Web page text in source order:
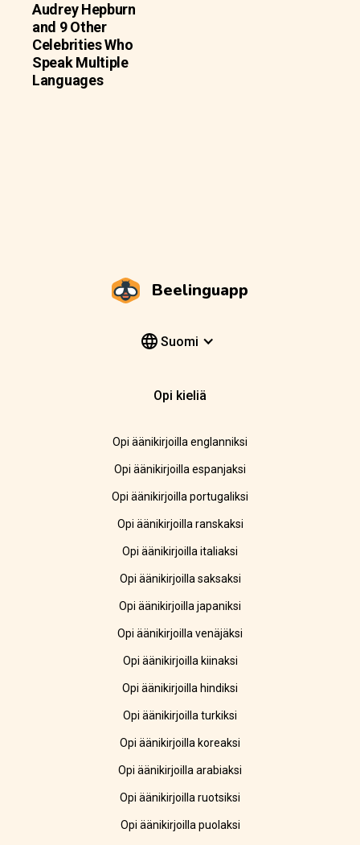
Audrey Hepburn
and 9 Other
Celebrities Who
Speak Multiple
Languages
Beelinguapp
Suomi
Opi kieliä
Opi äänikirjoilla englanniksi
Opi äänikirjoilla espanjaksi
Opi äänikirjoilla portugaliksi
Opi äänikirjoilla ranskaksi
Opi äänikirjoilla italiaksi
Opi äänikirjoilla saksaksi
Opi äänikirjoilla japaniksi
Opi äänikirjoilla venäjäksi
Opi äänikirjoilla kiinaksi
Opi äänikirjoilla hindiksi
Opi äänikirjoilla turkiksi
Opi äänikirjoilla koreaksi
Opi äänikirjoilla arabiaksi
Opi äänikirjoilla ruotsiksi
Opi äänikirjoilla puolaksi